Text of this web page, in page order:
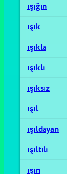
ışığın
ışık
ışıkla
ışıklı
ışıksız
ışıl
ışıldayan
ışıltılı
ışın